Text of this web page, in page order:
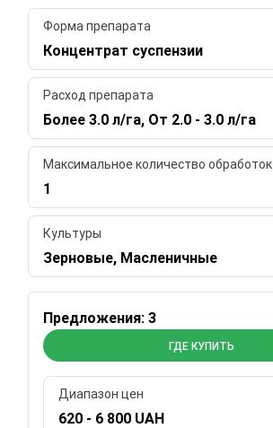
Форма препарата
Концентрат суспензии
Расход препарата
Более 3.0 л/га, От 2.0 - 3.0 л/га
Максимальное количество обработок
1
Культуры
Зерновые, Масленичные
Предложения: 3
ГДЕ КУПИТЬ
Диапазон цен
620 - 6 800 UAH